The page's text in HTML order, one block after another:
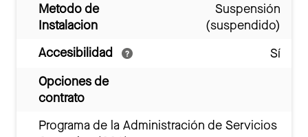
Metodo de
Instalacion
Suspensión
(suspendido)
Accesibilidad
Sí
Opciones de
contrato
Programa de la Administración de Servicios